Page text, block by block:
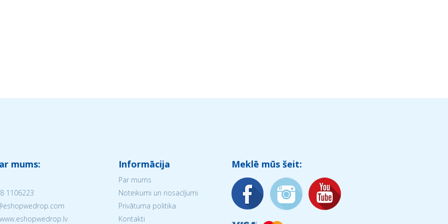
mums:
1106223
Informācija
Par mums
Noteikumi un nosacījumi
Privātuma politika
Kontakti
Meklē mūs šeit: